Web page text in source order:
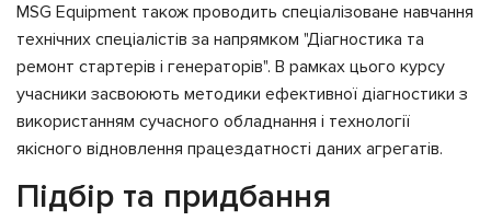
MSG Equipment також проводить спеціалізоване навчання
технічних спеціалістів за напрямком "Діагностика та
ремонт стартерів і генераторів". В рамках цього курсу
учасники засвоюють методики ефективної діагностики з
використанням сучасного обладнання і технології
якісного відновлення працездатності даних агрегатів.
Підбір та придбання